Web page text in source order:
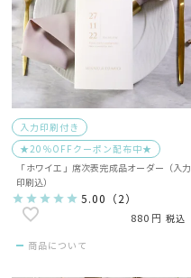
入力印刷付き
★20％OFFクーポン配布中★
「ホワイエ」席次表完成品オーダー（入力
印刷込）
5.00 （2）
880 税込
商品について